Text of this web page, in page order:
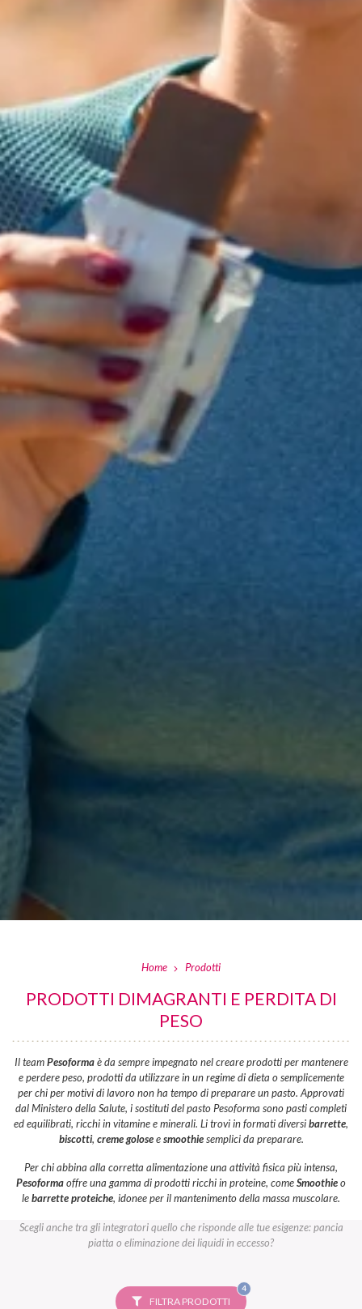
Home Prodotti
PRODOTTI DIMAGRANTI E PERDITA DI
PESO
Il teamPesoformaè da sempre impegnato nel creare prodotti per mantenere
e perdere peso, prodotti da utilizzare in un regime di dieta o semplicemente
per chi per motivi di lavoro non ha tempo di preparare un pasto. Approvati
dal Ministero della Salute, i sostituti del pasto Pesoforma sono pasti completi
ed equilibrati, ricchi in vitamine e minerali. Li trovi in formati diversibarrette,
biscotti, creme goloseesmoothiesemplici da preparare.
Per chi abbina alla corretta alimentazione una attività fisica più intensa,
Pesoformaoffre una gamma di prodotti ricchi in proteine, comeSmoothieo
lebarrette proteiche, idonee per il mantenimento della massa muscolare.
Scegli anche tra gli integratori quello che risponde alle tue esigenze: pancia
piatta o eliminazione dei liquidi in eccesso?
FILTRA PRODOTTI
4FILTRI
SELEZIONATI